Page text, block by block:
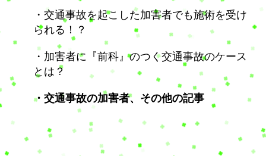
・交通事故を起こした加害者でも施術を受け
られる！？
・加害者に『前科』のつく交通事故のケース
とは？
・交通事故の加害者、その他の記事